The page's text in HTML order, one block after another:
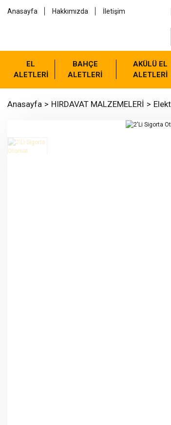
Anasayfa Hakkımızda İletişim
EL
ALETLERİ
BAHÇE
ALETLERİ
AKÜLÜ EL
ALETLERİ
Anasayfa HIRDAVAT MALZEMELERİ